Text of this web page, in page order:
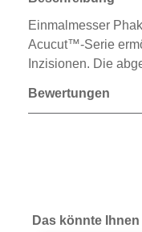
Einmalmesser
Acucut™-Serie
Inzisionen. Die
Bewertungen
Produktgalerie
Das könnte